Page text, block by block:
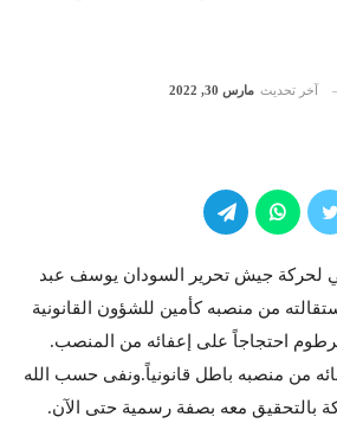
آخر تحديث مارس 30, 2022
لحركة جيش تحرير السودان يوسف عبد
من منصبه كأمين للشؤون القانونية
احتجاجاً على إعفائه من المنصب.
من منصبه باطل قانونياً.ونفى حسب الله
بالتحقيق معه بصفة رسمية حتى الآن.